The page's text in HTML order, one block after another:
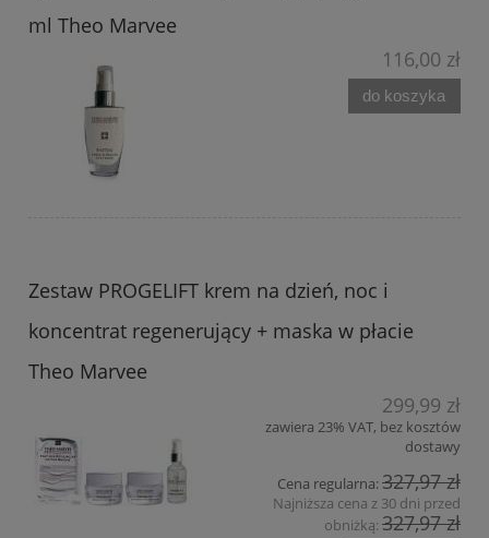
ml Theo Marvee
116,00 zł
do koszyka
Zestaw PROGELIFT krem na dzień, noc i
koncentrat regenerujący + maska w płacie
Theo Marvee
299,99 zł
zawiera 23% VAT, bez kosztów
dostawy
Cena regularna:327,97 zł
Najniższa cena z 30 dni przed
obniżką: 327,97 zł